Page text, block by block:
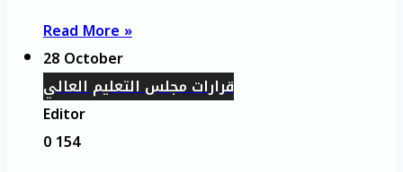
Read More »
28 October
قرارات مجلس التعليم العالي
Editor
0154